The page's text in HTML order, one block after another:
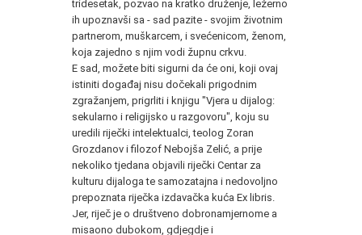
tridesetak, pozvao na kratko druženje, ležerno
ih upoznavši sa - sad pazite - svojim životnim
partnerom, muškarcem, i svećenicom, ženom,
koja zajedno s njim vodi župnu crkvu.
E sad, možete biti sigurni da će oni, koji ovaj
istiniti događaj nisu dočekali prigodnim
zgražanjem, prigrliti i knjigu "Vjera u dijalog:
sekularno i religijsko u razgovoru", koju su
uredili riječki intelektualci, teolog Zoran
Grozdanov i filozof Nebojša Zelić, a prije
nekoliko tjedana objavili riječki Centar za
kulturu dijaloga te samozatajna i nedovoljno
prepoznata riječka izdavačka kuća Ex libris.
Jer, riječ je o društveno dobronamjernome a
misaono dubokom, gdjegdje i